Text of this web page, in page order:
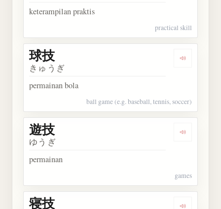
keterampilan praktis
practical skill
Dengarkan
球技
きゅうぎ
permainan bola
ball game (e.g. baseball, tennis, soccer)
Dengarkan
遊技
ゆうぎ
permainan
games
寝技